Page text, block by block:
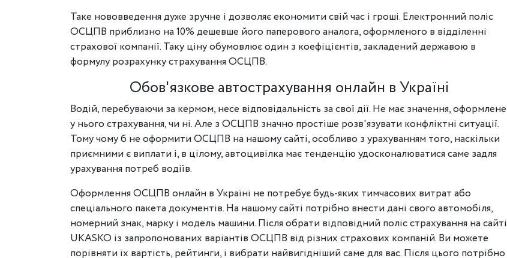
Таке нововведення дуже зручне і дозволяє економити свій час і гроші. Електронний поліс
ОСЦПВ приблизно на 10% дешевше його паперового аналога, оформленого в відділенні
страхової компанії. Таку ціну обумовлює один з коефіцієнтів, закладений державою в
формулу розрахунку страхування ОСЦПВ.
Обов'язкове автострахування онлайн в Україні
Водій, перебуваючи за кермом, несе відповідальність за свої дії. Не має значення, оформлене
у нього страхування, чи ні. Але з ОСЦПВ значно простіше розв'язувати конфліктні ситуації.
Тому чому б не оформити ОСЦПВ на нашому сайті, особливо з урахуванням того, наскільки
приємними є виплати і, в цілому, автоцивілка має тенденцію удосконалюватися саме задля
урахування потреб водіїв.
Оформлення ОСЦПВ онлайн в Україні не потребує будь-яких тимчасових витрат або
спеціального пакета документів. На нашому сайті потрібно внести дані свого автомобіля,
номерний знак, марку і модель машини. Після обрати відповідний поліс страхування на сайті
UKASKO із запропонованих варіантів ОСЦПВ від різних страхових компаній. Ви можете
порівняти їх вартість, рейтинги, і вибрати найвигідніший саме для вас. Після цього потрібно